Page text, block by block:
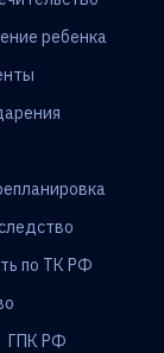
ребенка
по ТК РФ
ГПК РФ